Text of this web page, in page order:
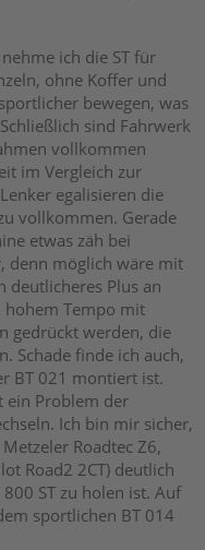
ich die ST für
ohne Koffer und
bewegen, was
sind Fahrwerk
vollkommen
im Vergleich zur
egalisieren die
vollkommen. Gerade
etwas zäh bei
denn möglich wäre mit
deutlicheres Plus an
hohem Tempo mit
gedrückt werden, die
Schade finde ich auch,
BT 021 montiert ist.
ein Problem der
Ich bin mir sicher,
Roadtec Z6,
Road2 2CT) deutlich
ST zu holen ist. Auf
sportlichen BT 014